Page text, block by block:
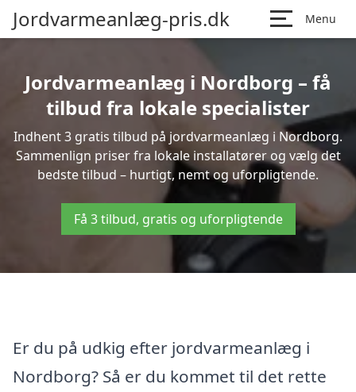
Jordvarmeanlæg-pris.dk Menu
Jordvarmeanlæg i Nordborg – få
tilbud fra lokale specialister
Indhent 3 gratis tilbud på jordvarmeanlæg i Nordborg.
Sammenlign priser fra lokale installatører og vælg det
bedste tilbud – hurtigt, nemt og uforpligtende.
Få 3 tilbud, gratis og uforpligtende
Er du på udkig efter jordvarmeanlæg i
Nordborg? Så er du kommet til det rette